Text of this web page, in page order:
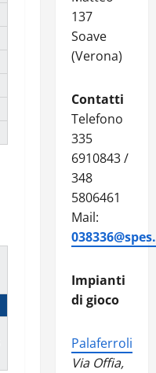
137
Soave
(Verona)
Contatti
Telefono
335
6910843 /
348
5806461
Mail:
Impianti
di gioco
Palaferroli
Via Offia,